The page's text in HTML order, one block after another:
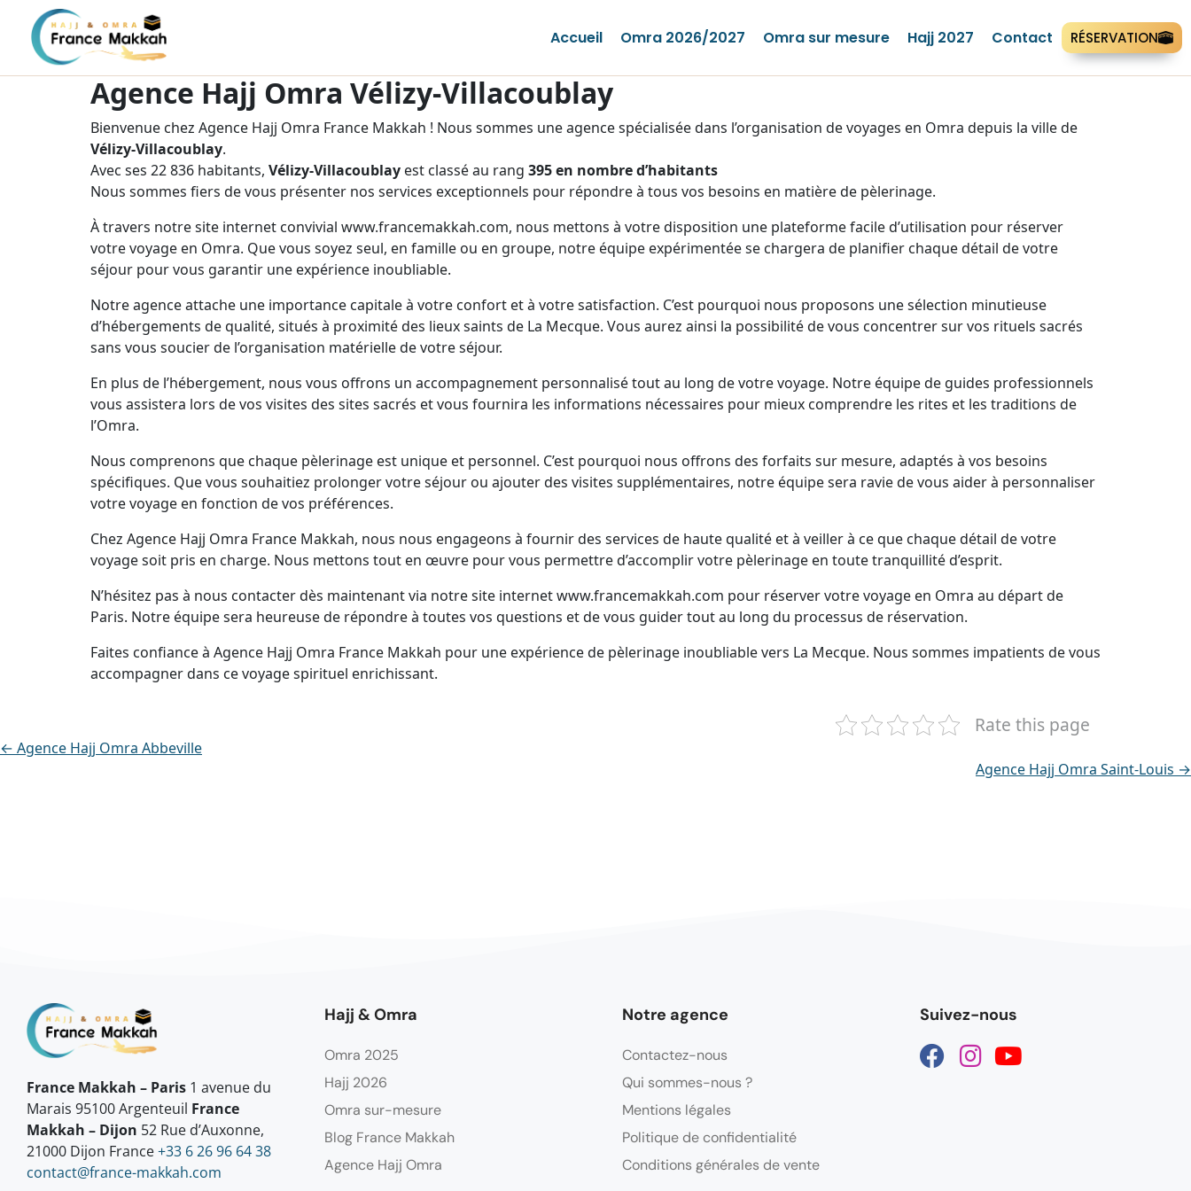
Accueil Omra 2026/2027 Omra sur mesure Hajj 2027 Contact RÉSERVATION
Agence Hajj Omra Vélizy-Villacoublay
Bienvenue chez Agence Hajj Omra France Makkah ! Nous sommes une agence spécialisée dans l’organisation de voyages en Omra depuis la ville de
Vélizy-Villacoublay.
Avec ses 22 836 habitants, Vélizy-Villacoublay est classé au rang 395 en nombre d’habitants
Nous sommes fiers de vous présenter nos services exceptionnels pour répondre à tous vos besoins en matière de pèlerinage.
À travers notre site internet convivial www.francemakkah.com, nous mettons à votre disposition une plateforme facile d’utilisation pour réserver
votre voyage en Omra. Que vous soyez seul, en famille ou en groupe, notre équipe expérimentée se chargera de planifier chaque détail de votre
séjour pour vous garantir une expérience inoubliable.
Notre agence attache une importance capitale à votre confort et à votre satisfaction. C’est pourquoi nous proposons une sélection minutieuse
d’hébergements de qualité, situés à proximité des lieux saints de La Mecque. Vous aurez ainsi la possibilité de vous concentrer sur vos rituels sacrés
sans vous soucier de l’organisation matérielle de votre séjour.
En plus de l’hébergement, nous vous offrons un accompagnement personnalisé tout au long de votre voyage. Notre équipe de guides professionnels
vous assistera lors de vos visites des sites sacrés et vous fournira les informations nécessaires pour mieux comprendre les rites et les traditions de
l’Omra.
Nous comprenons que chaque pèlerinage est unique et personnel. C’est pourquoi nous offrons des forfaits sur mesure, adaptés à vos besoins
spécifiques. Que vous souhaitiez prolonger votre séjour ou ajouter des visites supplémentaires, notre équipe sera ravie de vous aider à personnaliser
votre voyage en fonction de vos préférences.
Chez Agence Hajj Omra France Makkah, nous nous engageons à fournir des services de haute qualité et à veiller à ce que chaque détail de votre
voyage soit pris en charge. Nous mettons tout en œuvre pour vous permettre d’accomplir votre pèlerinage en toute tranquillité d’esprit.
N’hésitez pas à nous contacter dès maintenant via notre site internet www.francemakkah.com pour réserver votre voyage en Omra au départ de
Paris. Notre équipe sera heureuse de répondre à toutes vos questions et de vous guider tout au long du processus de réservation.
Faites confiance à Agence Hajj Omra France Makkah pour une expérience de pèlerinage inoubliable vers La Mecque. Nous sommes impatients de vous
accompagner dans ce voyage spirituel enrichissant.
Rate this page
← Agence Hajj Omra Abbeville
Agence Hajj Omra Saint-Louis →
France Makkah – Paris 1 avenue du
Marais 95100 Argenteuil France
Makkah – Dijon 52 Rue d’Auxonne,
21000 Dijon France+33 6 26 96 64 38
contact@france-makkah.com
Hajj & Omra
Omra 2025
Hajj 2026
Omra sur-mesure
Blog France Makkah
Agence Hajj Omra
Notre agence
Contactez-nous
Qui sommes-nous ?
Mentions légales
Politique de confidentialité
Conditions générales de vente
Suivez-nous